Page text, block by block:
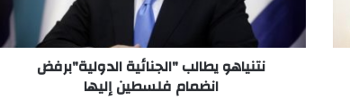
نتنياهو يطالب "الجنائية الدولية"برفض
انضمام فلسطين إليها